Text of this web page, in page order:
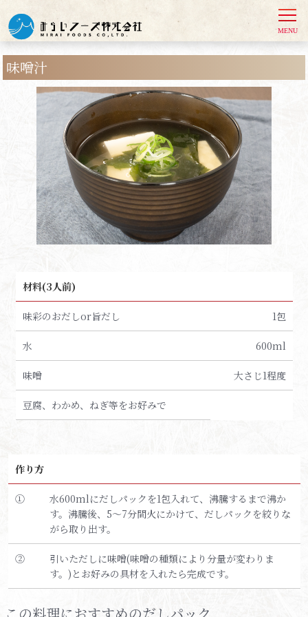
味噌汁
材料(3人前)
味彩のおだしor旨だし 1包
水 600ml
味噌 大さじ1程度
豆腐、わかめ、ねぎ等をお好みで
作り方
①
水600mlにだしパックを1包入れて、沸騰するまで沸か
す。沸騰後、5～7分間火にかけて、だしパックを絞りな
がら取り出す。
②
引いただしに味噌(味噌の種類により分量が変わりま
す。)とお好みの具材を入れたら完成です。